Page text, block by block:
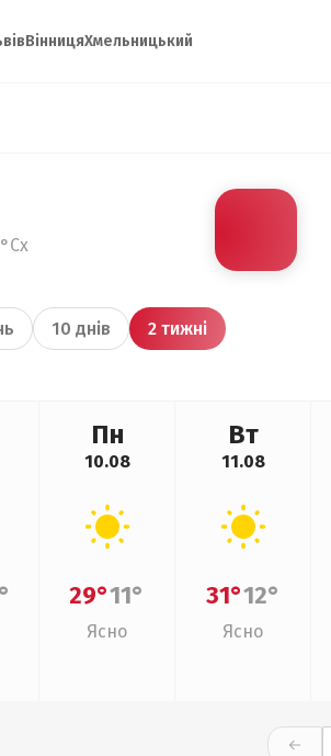
ВінницяХмельницький
10 днів 2 тижні
Пн
10.08
29°11°
Ясно
Вт
11.08
31°12°
Ясно